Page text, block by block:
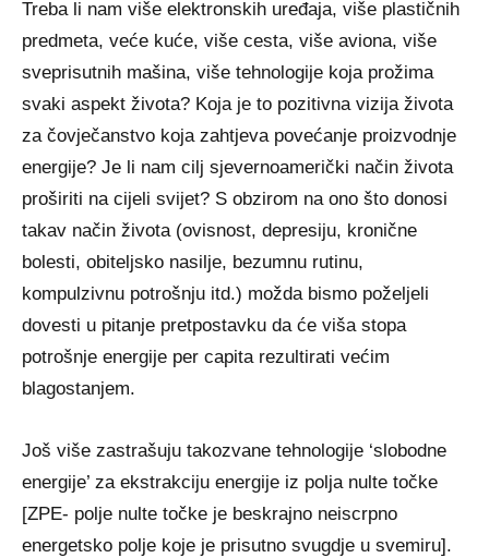
Treba li nam više elektronskih uređaja, više plastičnih
predmeta, veće kuće, više cesta, više aviona, više
sveprisutnih mašina, više tehnologije koja prožima
svaki aspekt života? Koja je to pozitivna vizija života
za čovječanstvo koja zahtjeva povećanje proizvodnje
energije? Je li nam cilj sjevernoamerički način života
proširiti na cijeli svijet? S obzirom na ono što donosi
takav način života (ovisnost, depresiju, kronične
bolesti, obiteljsko nasilje, bezumnu rutinu,
kompulzivnu potrošnju itd.) možda bismo poželjeli
dovesti u pitanje pretpostavku da će viša stopa
potrošnje energije per capita rezultirati većim
blagostanjem.
Još više zastrašuju takozvane tehnologije ‘slobodne
energije’ za ekstrakciju energije iz polja nulte točke
[ZPE- polje nulte točke je beskrajno neiscrpno
energetsko polje koje je prisutno svugdje u svemiru].